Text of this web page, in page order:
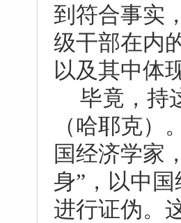
到符合事实
级干部在内
以及其中体
毕竟，持
（哈耶克
国经济学家
身”，以中
进行证伪。